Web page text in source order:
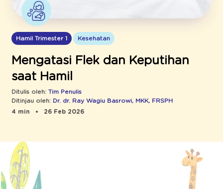
Hamil Trimester 1 Kesehatan
Mengatasi Flek dan Keputihan
saat Hamil
Ditulis oleh: Tim Penulis
Ditinjau oleh: Dr. dr. Ray Wagiu Basrowi, MKK, FRSPH
4 min
26 Feb 2026